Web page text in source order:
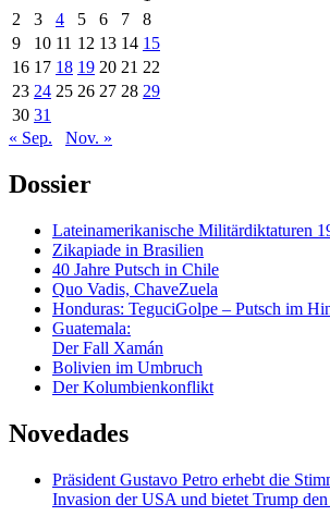
2
3 4 5 6 7
8
9
10 11 12 13 14 15
16 17 18 19 20 21 22
23 24 25 26 27 28 29
30 31
« Sep.
Nov. »
Dossier
Lateinamerikanische Militärdiktaturen
Zikapiade in Brasilien
40 Jahre Putsch in Chile
Quo Vadis, ChaveZuela
Honduras: TeguciGolpe – Putsch im
Guatemala:
Der Fall Xamán
Bolivien im Umbruch
Der Kolumbienkonflikt
Novedades
Präsident Gustavo Petro erhebt die
Invasion der USA und bietet Trump